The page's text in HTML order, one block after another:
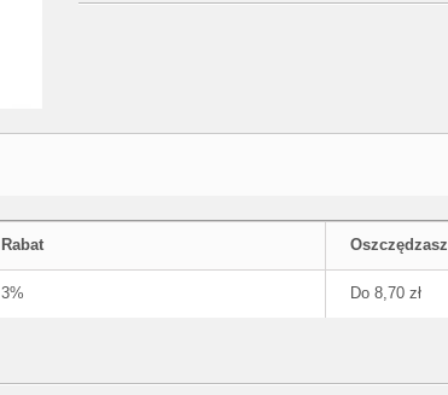
Rabat Oszczędzasz
3% Do 8,70 zł